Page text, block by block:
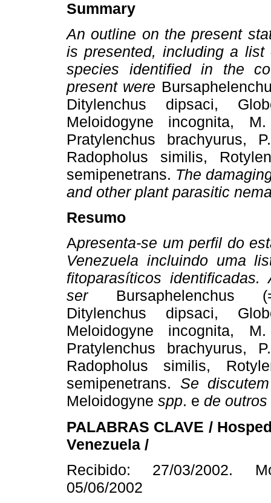
Summary
An outline on the present
is presented, including a
species identified in the
present were
Ditylenchus dipsaci,
Meloidogyne incognita,
Pratylenchus brachyurus,
Radopholus similis,
semipenetrans. The
and other plant parasitic
Resumo
Apresenta-se um perfil do
Venezuela incluindo uma
fitoparasíticos
serBursaphelenchus
Ditylenchus dipsaci,
Meloidogyne incognita,
Pratylenchus brachyurus,
Radopholus similis,
semipenetrans. Se
Meloidogyne spp. e de
PALABRAS CLAVE /
Venezuela /
Recibido: 27/03/2002.
05/06/2002